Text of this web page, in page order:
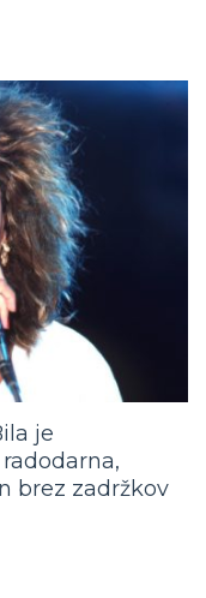
je
brez zadržkov